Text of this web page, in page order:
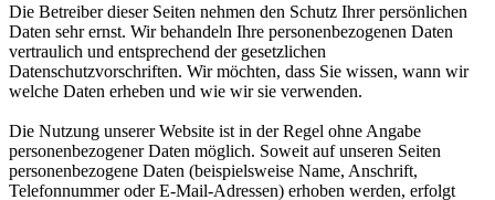
Die Betreiber dieser Seiten nehmen den Schutz Ihrer persönlichen
Daten sehr ernst. Wir behandeln Ihre personenbezogenen Daten
vertraulich und entsprechend der gesetzlichen
Datenschutzvorschriften. Wir möchten, dass Sie wissen, wann wir
welche Daten erheben und wie wir sie verwenden.
Die Nutzung unserer Website ist in der Regel ohne Angabe
personenbezogener Daten möglich. Soweit auf unseren Seiten
personenbezogene Daten (beispielsweise Name, Anschrift,
Telefonnummer oder E-Mail-Adressen) erhoben werden, erfolgt